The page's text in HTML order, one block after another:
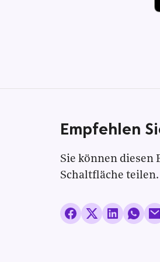
Empfehlen
Sie können diesen
Schaltfläche teilen.